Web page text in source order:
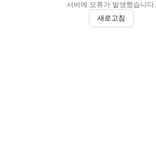
서버에 오류가 발생했습니다.
새로고침